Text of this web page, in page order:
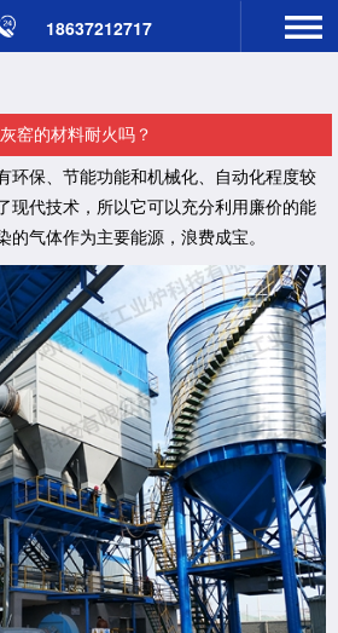
18637212717
窑的材料耐火吗？
环保、节能功能和机械化、自动化程度较
现代技术，所以它可以充分利用廉价的能
的气体作为主要能源，浪费成宝。